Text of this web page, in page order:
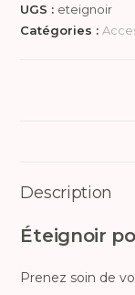
UGS : eteignoir
Catégories :
Description
Éteignoir
Prenez soin de